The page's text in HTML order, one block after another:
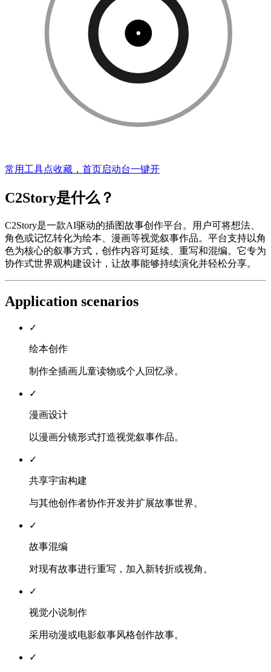
常用工具点收藏，首页启动台一键开
C2Story是什么？
C2Story是一款AI驱动的插图故事创作平台。用户可将想法、
角色或记忆转化为绘本、漫画等视觉叙事作品。平台支持以角
色为核心的叙事方式，创作内容可延续、重写和混编。它专为
协作式世界观构建设计，让故事能够持续演化并轻松分享。
Application scenarios
✓
绘本创作
制作全插画儿童读物或个人回忆录。
✓
漫画设计
以漫画分镜形式打造视觉叙事作品。
✓
共享宇宙构建
与其他创作者协作开发并扩展故事世界。
✓
故事混编
对现有故事进行重写，加入新转折或视角。
✓
视觉小说制作
采用动漫或电影叙事风格创作故事。
✓